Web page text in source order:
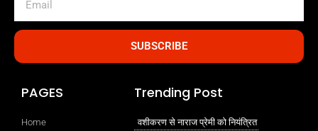
SUBSCRIBE
PAGES
Home
Trending Post
वशीकरण से नाराज प्रेमी को नियंत्रित